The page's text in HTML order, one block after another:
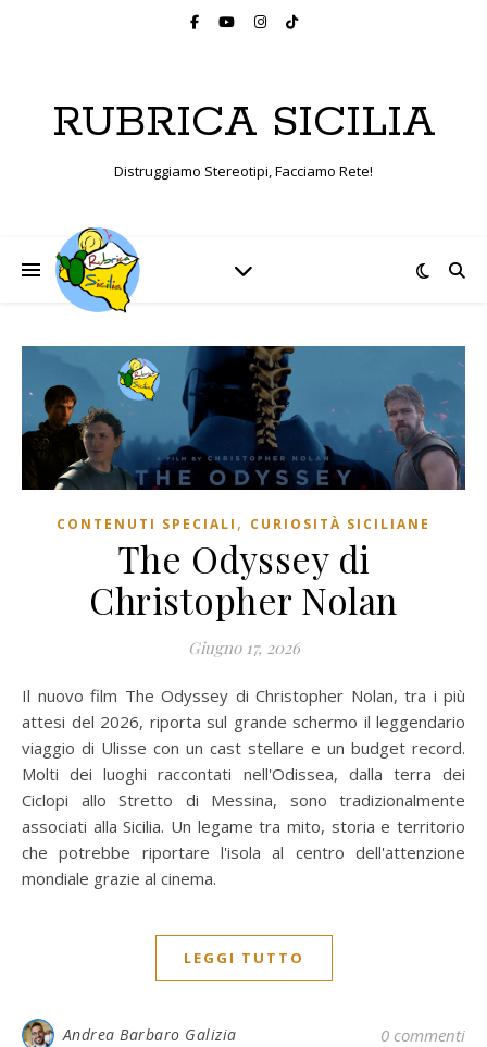
RUBRICA SICILIA
Distruggiamo Stereotipi, Facciamo Rete!
CONTENUTI SPECIALI , CURIOSITÀ SICILIANE
The Odyssey di
Christopher Nolan
Giugno 17, 2026
Il nuovo film The Odyssey di Christopher Nolan, tra i più
attesi del 2026, riporta sul grande schermo il leggendario
viaggio di Ulisse con un cast stellare e un budget record.
Molti dei luoghi raccontati nell'Odissea, dalla terra dei
Ciclopi allo Stretto di Messina, sono tradizionalmente
associati alla Sicilia. Un legame tra mito, storia e territorio
che potrebbe riportare l'isola al centro dell'attenzione
mondiale grazie al cinema.
LEGGI TUTTO
Andrea Barbaro Galizia 0 commenti